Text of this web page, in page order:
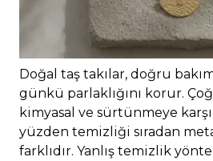
Doğal taş takılar, doğru
günkü parlaklığını korur.
kimyasal ve sürtünmeye karşı
yüzden temizliği sıradan
farklıdır. Yanlış temizlik